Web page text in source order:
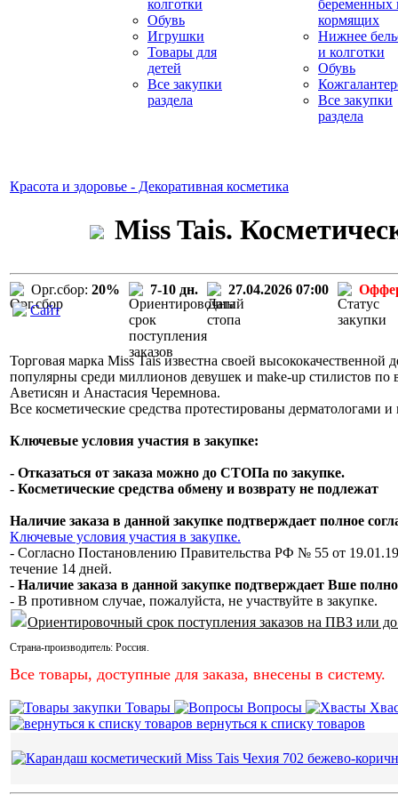
колготки
Обувь
Игрушки
Товары для
детей
Все закупки
раздела
беременных
кормящих
Нижнее
и колготки
Обувь
Все закупки
раздела
Красота и здоровье - Декоративная косметика
Miss Tais.
Орг.сбор: 20% 7-10 дн. 27.04.2026 07:00
Сайт
Торговая марка Miss Tais известна своей высококачественной
популярны среди миллионов девушек и make-up стилистов по
Аветисян и Анастасия Черемнова.
Все косметические средства протестированы дерматологами
Ключевые условия участия в закупке:
- Отказаться от заказа можно до СТОПа по закупке.
- Косметические средства обмену и возврату не подлежат
Наличие заказа в данной закупке подтверждает полное
Ключевые условия участия в закупке.
- Согласно Постановлению Правительства РФ № 55 от
течение 14 дней.
- Наличие заказа в данной закупке подтверждает Вше
- В противном случае, пожалуйста, не участвуйте в закупке.
Ориентировочный срок поступления заказов на ПВЗ или
Страна-производитель: Россия.
Все товары, доступные для заказа, внесены в систему.
Товары Вопросы
вернуться к списку товаров